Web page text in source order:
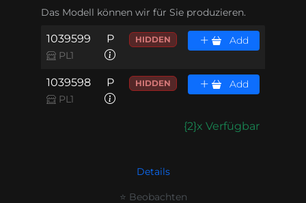
Das Modell können wir für Sie produzieren.
1039599
PL1
P HIDDEN Add
1039598
PL1
P HIDDEN Add
{2}x Verfügbar
Details
⭐ Beobachten